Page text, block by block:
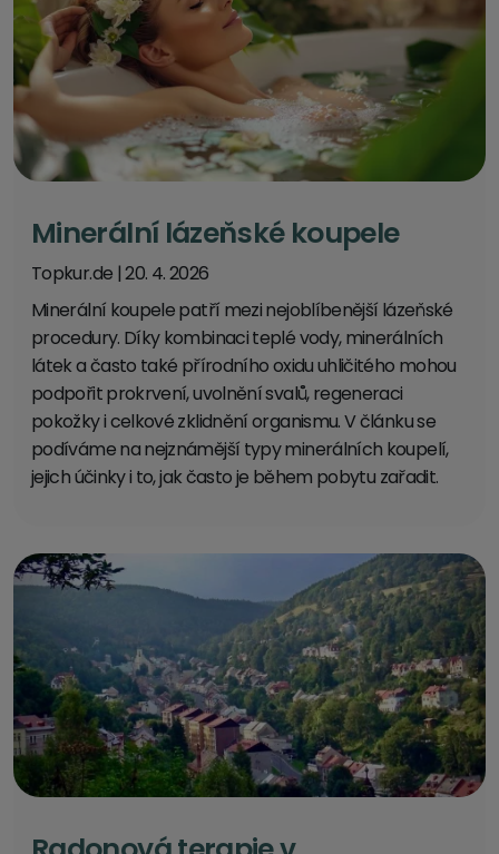
Minerální lázeňské koupele
Topkur.de |20. 4. 2026
Minerální koupele patří mezi nejoblíbenější lázeňské
procedury. Díky kombinaci teplé vody, minerálních
látek a často také přírodního oxidu uhličitého mohou
podpořit prokrvení, uvolnění svalů, regeneraci
pokožky i celkové zklidnění organismu. V článku se
podíváme na nejznámější typy minerálních koupelí,
jejich účinky i to, jak často je během pobytu zařadit.